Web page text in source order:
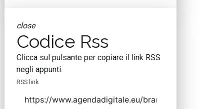
close
Codice Rss
Clicca sul pulsante per copiare il link RSS
negli appunti.
RSS link